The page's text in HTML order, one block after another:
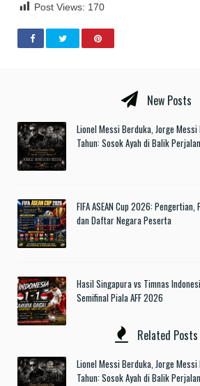
Post Views: 170
New Posts
Lionel Messi Berduka, Jorge
Tahun: Sosok Ayah di Balik
FIFA ASEAN Cup 2026:
dan Daftar Negara Peserta
Hasil Singapura vs Timnas
Semifinal Piala AFF 2026
Related Posts
Lionel Messi Berduka, Jorge
Tahun: Sosok Ayah di Balik